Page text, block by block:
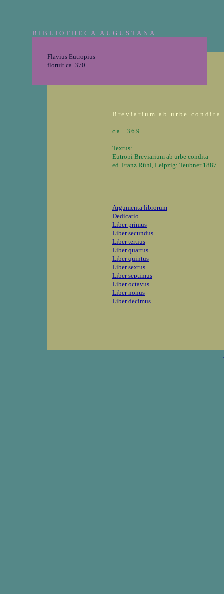
BIBLIOTHECA AUGUSTANA
Flavius Eutropius
floruit ca. 370
Breviarium ab urbe condita
ca. 369
Textus:
Eutropi Breviarium ab urbe condita
ed. Franz Rühl, Leipzig: Teubner 1887
Argumenta librorum
Dedicatio
Liber primus
Liber secundus
Liber tertius
Liber quartus
Liber quintus
Liber sextus
Liber septimus
Liber octavus
Liber nonus
Liber decimus